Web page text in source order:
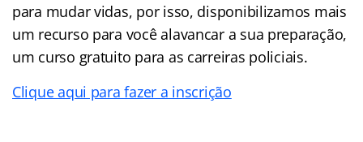
para mudar vidas, por isso, disponibilizamos mais
um recurso para você alavancar a sua preparação,
um curso gratuito para as carreiras policiais.
Clique aqui para fazer a inscrição